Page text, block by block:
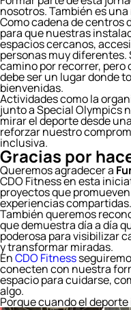
nosotros. También es
Como cadena de centros
para que nuestras
espacios cercanos,
personas muy diferentes.
camino por recorrer,
debe ser un lugar donde
bienvenidas.
Actividades como la
junto a Special Olympics
mirar el deporte desde
reforzar nuestro
inclusiva.
Gracias por
Queremos agradecer a
CDO Fitness en esta
proyectos que
experiencias compartidas.
También queremos
que demuestra día a día
poderosa para visibilizar
y transformar miradas.
EnCDO Fitness
conecten con nuestra
espacio para cuidarse,
algo.
Porque cuando el